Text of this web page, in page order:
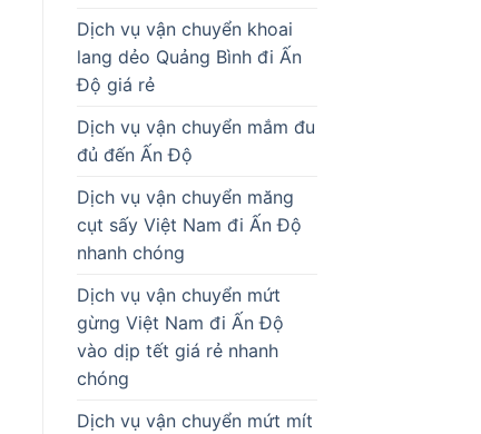
Dịch vụ vận chuyển khoai
lang dẻo Quảng Bình đi Ấn
Độ giá rẻ
Dịch vụ vận chuyển mắm đu
đủ đến Ấn Độ
Dịch vụ vận chuyển măng
cụt sấy Việt Nam đi Ấn Độ
nhanh chóng
Dịch vụ vận chuyển mứt
gừng Việt Nam đi Ấn Độ
vào dịp tết giá rẻ nhanh
chóng
Dịch vụ vận chuyển mứt mít